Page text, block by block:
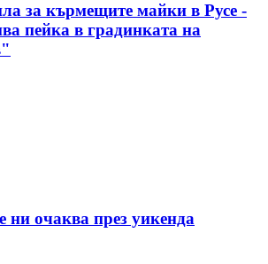
за кърмещите майки в Русе -
пейка в градинката на
ни очаква през уикенда